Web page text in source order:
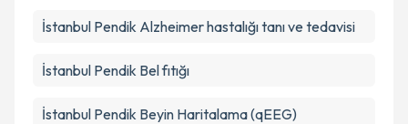
İstanbul Pendik Alzheimer hastalığı tanı ve tedavisi
İstanbul Pendik Bel fıtığı
İstanbul Pendik Beyin Haritalama (qEEG)